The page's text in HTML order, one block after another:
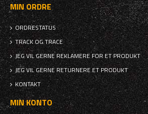
MIN ORDRE
ORDRESTATUS
TRACK OG TRACE
JEG VIL GERNE REKLAMERE FOR ET PRODUKT
JEG VIL GERNE RETURNERE ET PRODUKT
KONTAKT
MIN KONTO